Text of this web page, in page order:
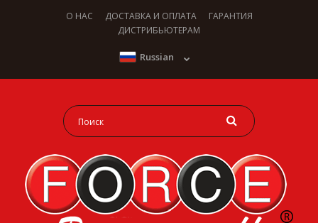
О НАС ДОСТАВКА И ОПЛАТА
ГАРАНТИЯ
ДИСТРИБЬЮТЕРАМ
Russian